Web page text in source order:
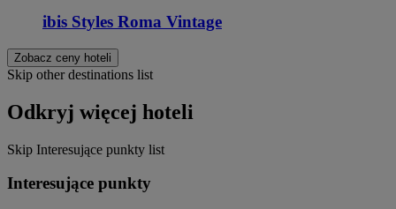
ibis Styles Roma Vintage
Zobacz ceny hoteli
Skip other destinations list
Odkryj więcej hoteli
Skip Interesujące punkty list
Interesujące punkty